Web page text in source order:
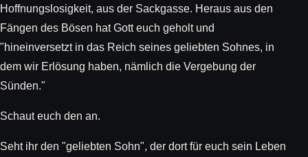
Hoffnungslosigkeit, aus der Sackgasse. Heraus aus den
Fängen des Bösen hat Gott euch geholt und
"hineinversetzt in das Reich seines geliebten Sohnes, in
dem wir Erlösung haben, nämlich die Vergebung der
Sünden."
Schaut euch den an.
Seht ihr den "geliebten Sohn", der dort für euch sein Leben